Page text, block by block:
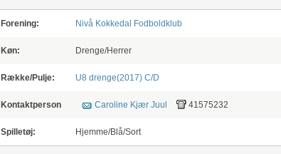
Forening: Nivå Kokkedal Fodboldklub
Køn: Drenge/Herrer
Række/Pulje: U8 drenge(2017) C/D
Kontaktperson Caroline Kjær Juul 41575232
Spilletøj: Hjemme/Blå/Sort